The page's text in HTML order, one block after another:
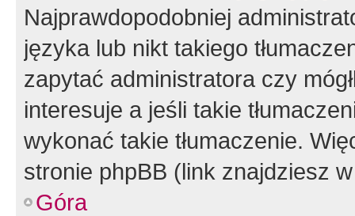
Najprawdopodobniej
języka lub nikt takiego
zapytać administratora czy
interesuje a jeśli takie
wykonać takie tłumaczenie.
stronie phpBB (link znajdziesz
Góra